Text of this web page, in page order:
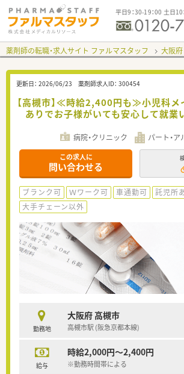
平日9：30-19：00 土日10
薬剤師の転職・求人サイト ファルマスタッフ 大阪府
更新日： 2026/06/23 薬剤師求人ID： 300454
【高槻市】≪時給2,400円も≫小児科メ
ありでお子様がいても安心して就業
病院・クリニック パート・ア
この求人に
問い合わせる
ブランク可 Ｗワーク可 車通勤可
託児所
大手チェーン以外
勤務地
大阪府 高槻市
高槻市駅 (阪急京都本線)
給与
時給2,000円～2,400円
※勤務時間帯による